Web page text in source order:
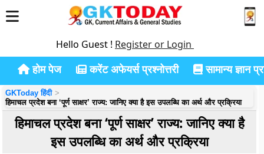
Hello Guest ! Register or Login
होम पेज करेंट अफेयर्स प्रश्नोत्तरी सामान्य ज्ञान
GKToday हिंदी
हिमाचल प्रदेश बना ‘पूर्ण साक्षर’ राज्य: जानिए क्या है इस उपलब्धि का अर्थ और प्रक्रिया
हिमाचल प्रदेश बना ‘पूर्ण साक्षर’ राज्य: जानिए क्या है
इस उपलब्धि का अर्थ और प्रक्रिया